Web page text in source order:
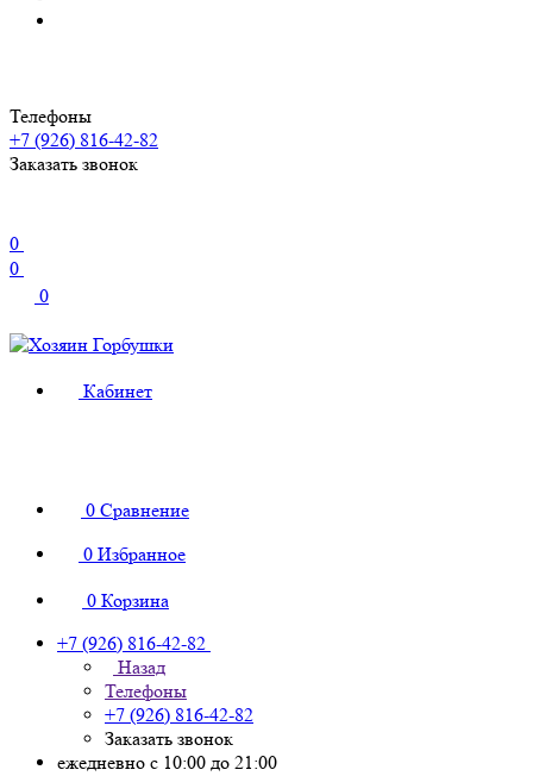
Телефоны
+7 (926) 816-42-82
Заказать звонок
0
0
0
Кабинет
0 Сравнение
0 Избранное
0 Корзина
+7 (926) 816-42-82
Назад
Телефоны
+7 (926) 816-42-82
Заказать звонок
ежедневно с 10:00 до 21:00